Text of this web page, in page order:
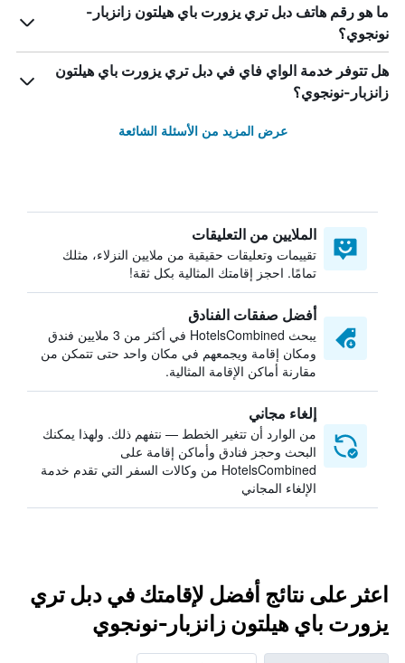
ما هو رقم هاتف دبل تري يزورت باي هيلتون زانزبار-
نونجوي؟
هل تتوفر خدمة الواي فاي في دبل تري يزورت باي هيلتون
زانزبار-نونجوي؟
عرض المزيد من الأسئلة الشائعة
الملايين من التعليقات
تقييمات وتعليقات حقيقية من ملايين النزلاء، مثلك
تمامًا. احجز إقامتك المثالية بكل ثقة!
أفضل صفقات الفنادق
يبحث HotelsCombined في أكثر من 3 ملايين فندق
ومكان إقامة ويجمعهم في مكان واحد حتى تتمكن من
مقارنة أماكن الإقامة المثالية.
إلغاء مجاني
من الوارد أن تتغير الخطط — نتفهم ذلك. ولهذا يمكنك
البحث وحجز فنادق وأماكن إقامة على
HotelsCombined من وكالات السفر التي تقدم خدمة
الإلغاء المجاني
اعثر على نتائج أفضل لإقامتك في دبل تري
يزورت باي هيلتون زانزبار-نونجوي